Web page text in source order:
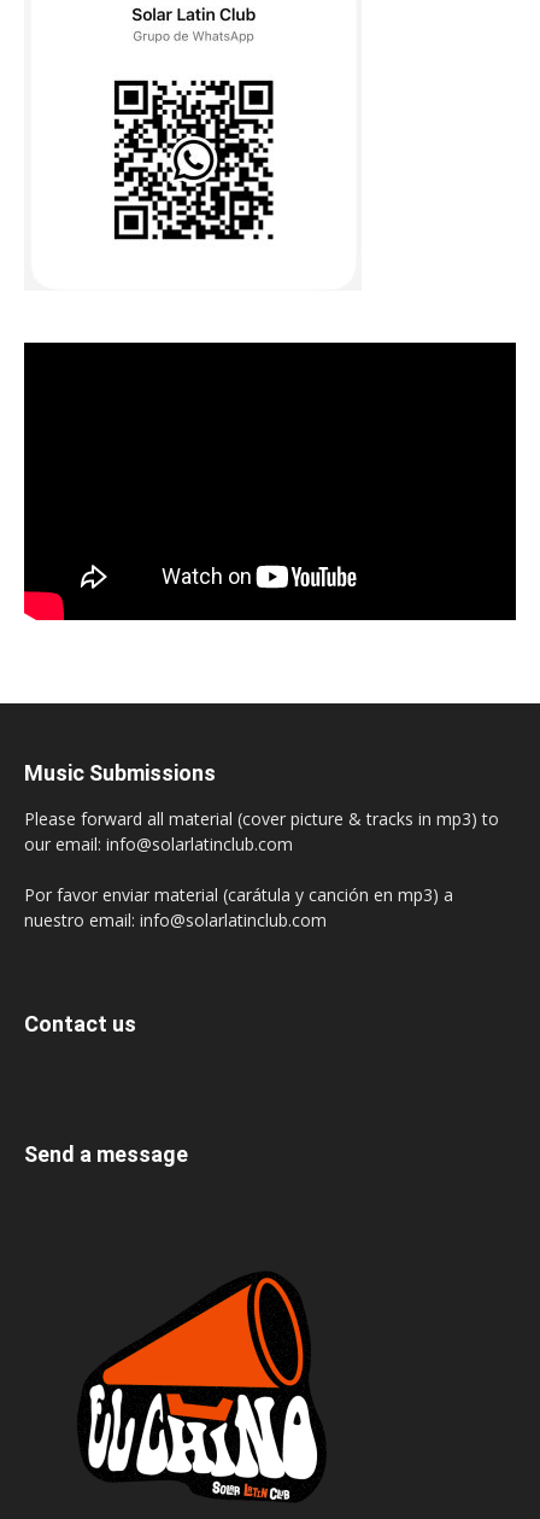
Music Submissions
Please forward all material (cover picture & tracks in mp3) to
our email: info@solarlatinclub.com
Por favor enviar material (carátula y canción en mp3) a
nuestro email: info@solarlatinclub.com
Contact us
Send a message